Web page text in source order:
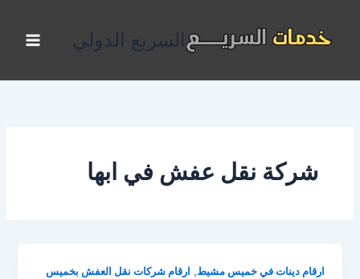
المحتوى
السريع الدولي
شركة نقل عفش في ابها
ارقام دينات في خميس مشيط, ارقام شركات نقل العفش بخميس